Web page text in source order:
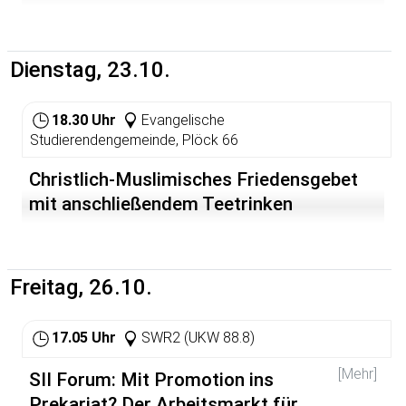
bekommen. Heidelberg, Freiburg und Konstanz sind im
Finale. Erste Erfahrungen mit der Elite-Bildung (im
Dienstag, 23.10.
18.30 Uhr
Evangelische
Studierendengemeinde, Plöck 66
Christlich-Muslimisches Friedensgebet
mit anschließendem Teetrinken
Freitag, 26.10.
17.05 Uhr SWR2 (UKW 88.8)
[Mehr]
SII Forum: Mit Promotion ins